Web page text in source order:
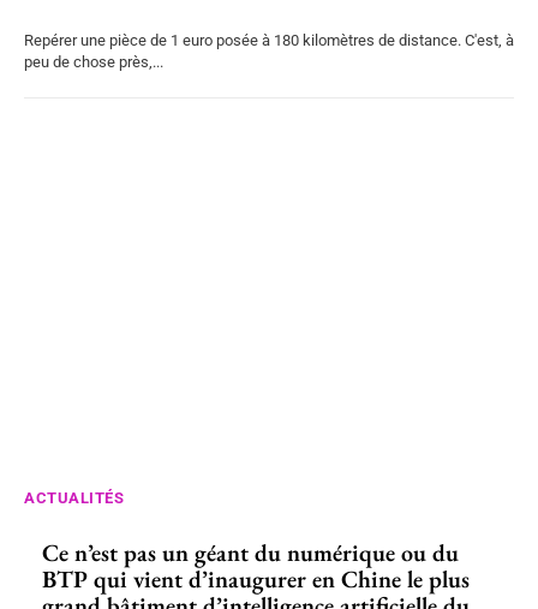
Repérer une pièce de 1 euro posée à 180 kilomètres de distance. C'est, à
peu de chose près,...
ACTUALITÉS
Ce n’est pas un géant du numérique ou du
BTP qui vient d’inaugurer en Chine le plus